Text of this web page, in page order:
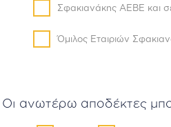
Σφακιανάκης ΑΕΒΕ και σε
Όμιλος Εταιριών
Οι ανωτέρω αποδέκτες